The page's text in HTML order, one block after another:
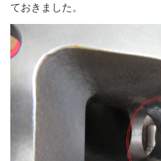
ておきました。